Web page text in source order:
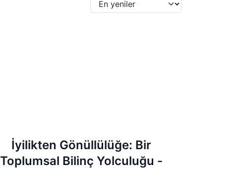
İyilikten Gönüllülüğe: Bir
Toplumsal Bilinç Yolculuğu -